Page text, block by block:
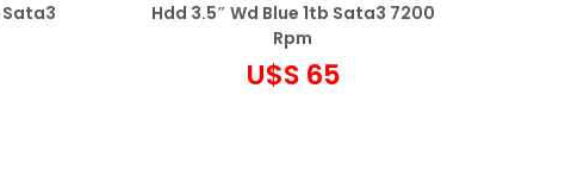
Sata3
Hdd 3.5″ Wd Blue 1tb Sata3 7200
Rpm
U$S 65